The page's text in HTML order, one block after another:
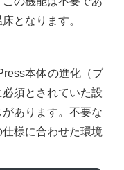
となります。
本体の進化（ブ
須とされていた設
あります。不要な
様に合わせた環境